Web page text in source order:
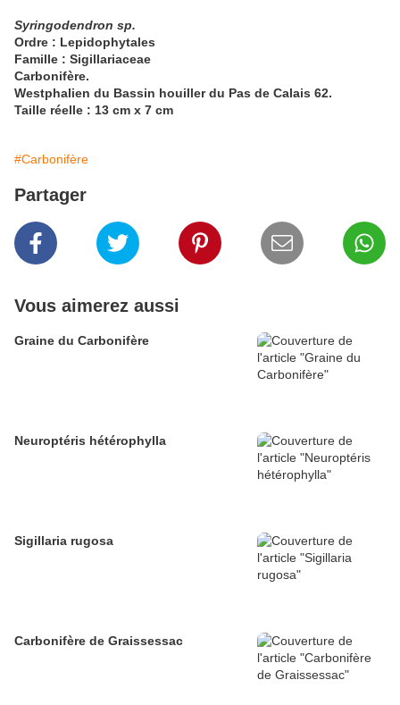
Syringodendron sp.
Ordre : Lepidophytales
Famille : Sigillariaceae
Carbonifère.
Westphalien du Bassin houiller du Pas de Calais 62.
Taille réelle : 13 cm x 7 cm
#Carbonifère
Partager
Vous aimerez aussi
Graine du Carbonifère
Neuroptéris hétérophylla
Sigillaria rugosa
Carbonifère de Graissessac